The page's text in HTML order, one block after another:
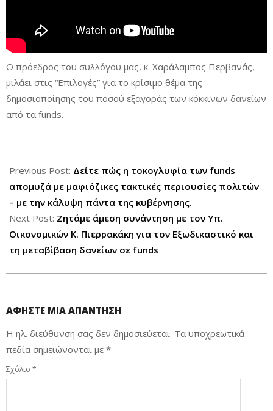
Ο πρόεδρος του συλλόγου μας, κ. Χαράλαμπος Περβανάς,
μιλάει στις “Επιλογές” για το κρίσιμο θέμα της
δημοσιοποίησης του ποσού εξαγοράς των κόκκινων δανείων
από τα funds.
04-
17
Previous Post: Δείτε πώς η τοκογλυφία των funds
απομυζά με μαφιόζικες τακτικές περιουσίες πολιτών
– με την κάλυψη πάντα της κυβέρνησης.
Next Post: Ζητάμε άμεση συνάντηση με τον Υπ.
Οικονομικών Κ. Πιερρακάκη για τον Εξωδικαστικό και
τη μεταβίβαση δανείων σε funds
ΑΦΉΣΤΕ ΜΙΑ ΑΠΆΝΤΗΣΗ
Η ηλ. διεύθυνση σας δεν δημοσιεύεται. Τα υποχρεωτικά
πεδία σημειώνονται με *
Σχόλιο *